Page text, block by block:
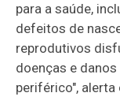
para a saúde,
defeitos de
reprodutivos
doenças e
periférico", alerta